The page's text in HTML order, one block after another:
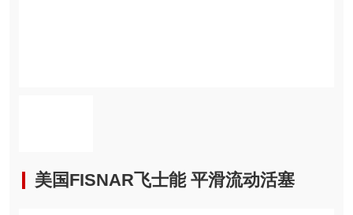
美国FISNAR飞士能 平滑流动活塞